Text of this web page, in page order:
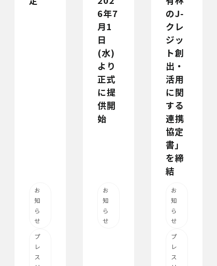
お
知
ら
せ
プ
レ
ス
6年7
月1
日
(水)
より
正式
に提
供開
始
お
知
ら
せ
のJ-
クレ
ジッ
ト創
出・
活用
に関
する
連携
協定
書」
を締
結
お
知
ら
せ
プ
レ
ス